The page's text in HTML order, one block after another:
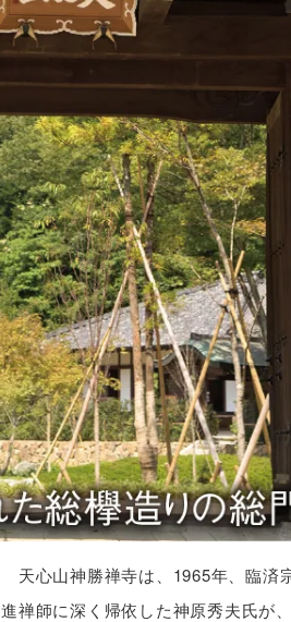
天心山神勝禅寺は、1965年、臨済
進禅師に深く帰依した神原秀夫氏が